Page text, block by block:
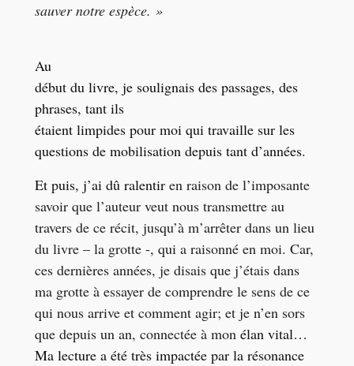
sauver notre espèce. »
Au
début du livre, je soulignais des passages, des
phrases, tant ils
étaient limpides pour moi qui travaille sur les
questions de mobilisation depuis tant d’années.
Et puis, j’ai dû ralentir en raison de l’imposante
savoir que l’auteur veut nous transmettre au
travers de ce récit, jusqu’à m’arrêter dans un lieu
du livre – la grotte -, qui a raisonné en moi. Car,
ces dernières années, je disais que j’étais dans
ma grotte à essayer de comprendre le sens de ce
qui nous arrive et comment agir; et je n’en sors
que depuis un an, connectée à mon élan vital…
Ma lecture a été très impactée par la résonance